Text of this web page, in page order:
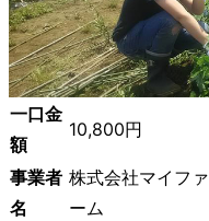
一口金
額
10,800円
事業者
名
株式会社マイファ
ーム